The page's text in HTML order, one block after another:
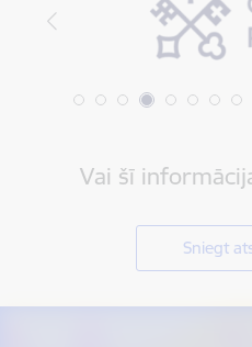
Vai šī
Sniegt